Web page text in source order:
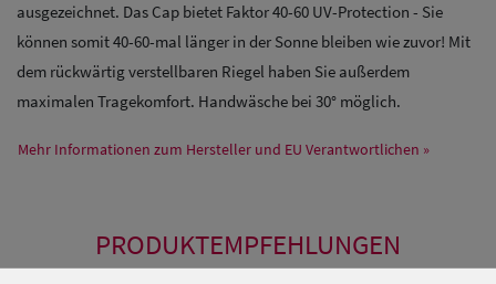
ausgezeichnet. Das Cap bietet Faktor 40-60 UV-Protection - Sie
können somit 40-60-mal länger in der Sonne bleiben wie zuvor! Mit
dem rückwärtig verstellbaren Riegel haben Sie außerdem
maximalen Tragekomfort. Handwäsche bei 30° möglich.
Mehr Informationen zum Hersteller und EU Verantwortlichen »
PRODUKTEMPFEHLUNGEN